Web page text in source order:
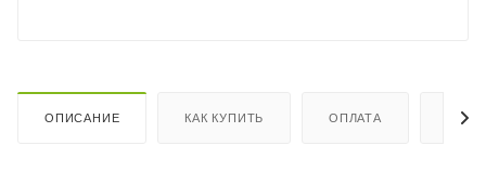
ОПИСАНИЕ КАК КУПИТЬ ОПЛАТА